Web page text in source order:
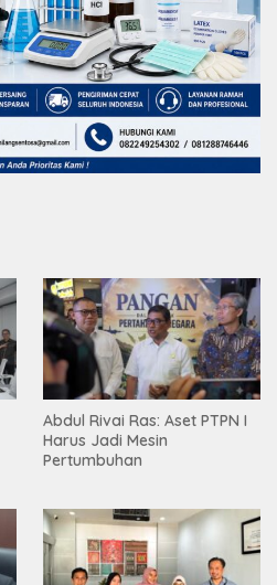
Abdul Rivai Ras: Aset PTPN I
Harus Jadi Mesin
Pertumbuhan